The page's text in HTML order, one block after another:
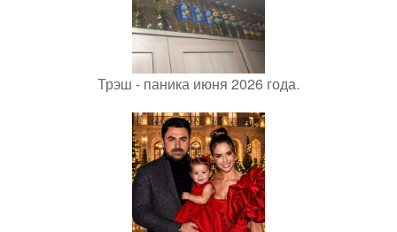
Трэш - паника июня 2026 года.